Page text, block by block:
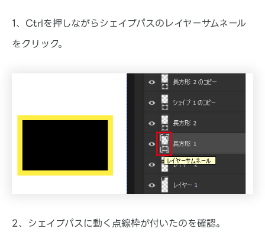
1、Ctrlを押しながらシェイプパスのレイヤーサムネール
をクリック。
2、シェイプパスに動く点線枠が付いたのを確認。